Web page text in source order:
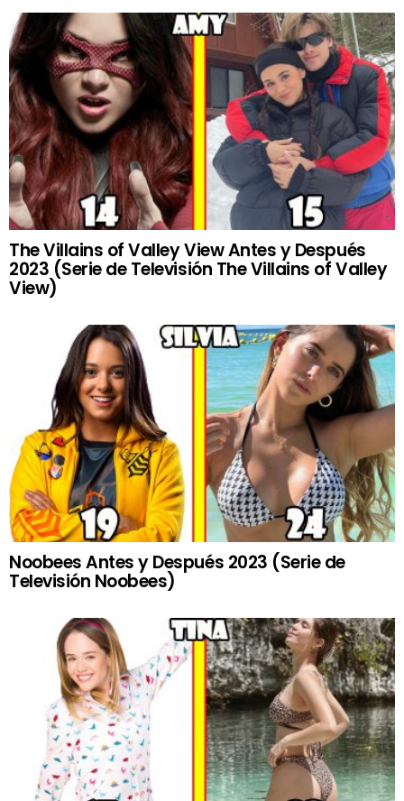
The Villains of Valley View Antes y Después
2023 (Serie de Televisión The Villains of Valley
View)
Noobees Antes y Después 2023 (Serie de
Televisión Noobees)